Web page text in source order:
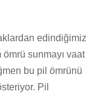
edindiğimiz
ömrü sunmayı vaat
bu pil ömrünü
Pil